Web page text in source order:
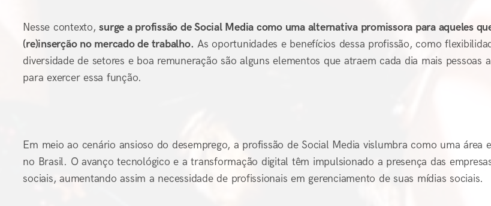
Nesse contexto,surge a profissão de Social Media como uma alternativa promissora para aqueles
(re)inserção no mercado de trabalho. As oportunidades e benefícios dessa profissão, como
diversidade de setores e boa remuneração são alguns elementos que atraem cada dia mais pessoas
para exercer essa função.
Em meio ao cenário ansioso do desemprego, a profissão de Social Media vislumbra como uma área
no Brasil. O avanço tecnológico e a transformação digital têm impulsionado a presença das
sociais, aumentando assim a necessidade de profissionais em gerenciamento de suas mídias sociais.